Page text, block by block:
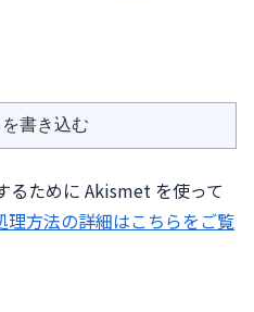
書き込む
るために Akismet を使って
理方法の詳細はこちらをご覧